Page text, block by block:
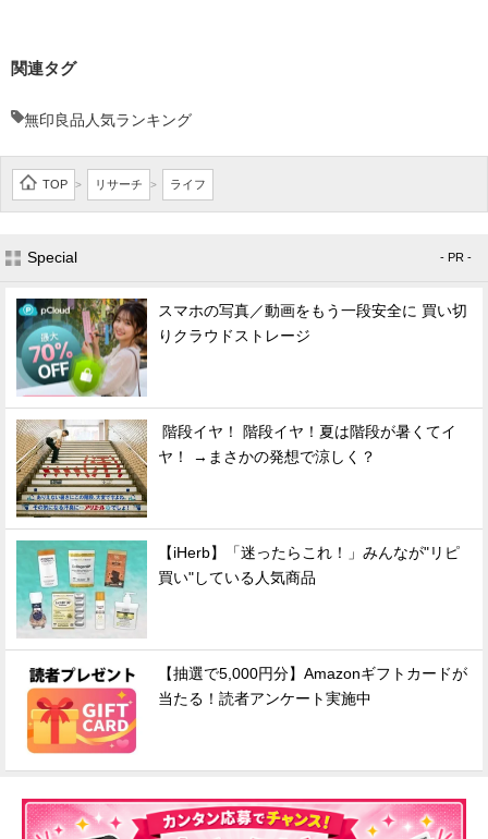
関連タグ
無印良品人気ランキング
TOP > リサーチ > ライフ
Special - PR -
スマホの写真／動画をもう一段安全に 買い切
りクラウドストレージ
階段イヤ！ 階段イヤ！夏は階段が暑くてイ
ヤ！ →まさかの発想で涼しく？
【iHerb】「迷ったらこれ！」みんなが"リピ
買い"している人気商品
【抽選で5,000円分】Amazonギフトカードが
当たる！読者アンケート実施中